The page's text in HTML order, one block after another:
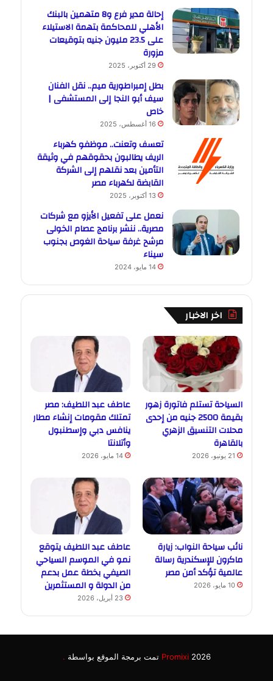
إحالة مدير فرع و8 متهمين بالبنك
الأهلي للمحاكمة بتهمة الاستيلاء
على 23.5 مليون جنيه بتوقيعات
مزورة
29 أكتوبر، 2025
بطل إمبراطورية ميم.. نقل الفنان
سيف أبو النجا إلى المستشفى |
خاص
16 أغسطس، 2025
تعسف وتعنت.. موظفو كهرباء
الريف يطالبون بحقوقهم في وثيقة
التأمين بعد نقلهم إلى الشركة
القابضة لكهرباء مصر
13 أكتوبر، 2025
نعمل على تفعيل الأيزو مع شركات
مصرية.. ننشر برنامج عصام الخولى
مرشح غرفة سياحة الغوص بجنوب
سيناء
14 مايو، 2024
اخر الاخبار
السياحة تستلم فاتورة زهور
بقيمة 2500 جنيه من إحدى
محلات التنسيق الزهري
بالقاهرة
21 يونيو، 2026
عاطف عبد اللطيف: مصر
تمتلك مقومات إنشاء مطار
ينافس دبي وإسطنبول
وأتلانتا
14 مايو، 2026
نائب سياحة النواب: زيارة
ماكرون للإسكندرية رسالة
عالمية تؤكد أمن مصر
10 مايو، 2026
عاطف عبد اللطيف يتوقع
نمو في الموسم السياحي
الصيفي بخطة عمل بدعم
من الدولة و المستثمرين
23 أبريل، 2026
Promixi2026 تمت برمجة الموقع بواسطة .